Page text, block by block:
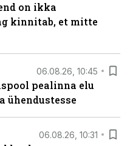
on ikka
kinnitab, et mitte
06.08.26, 10:45
pealinna elu
ühendustesse
06.08.26, 10:31